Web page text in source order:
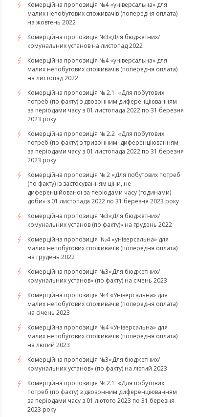
Комерційна пропозиція №4 «універсальна» для
малих непобутових споживачів (попередня оплата)
на жовтень 2022
Комерційна пропозиція №3«Для бюджетних/
комунальних установ на листопад 2022
Комерційна пропозиція №4 «універсальна» для
малих непобутових споживачів (попередня оплата)
на листопад 2022
Комерційна пропозиція № 2.1 «Для побутових
потреб (по факту) з двозонним диференціюванням
за періодами часу з 01 листопада 2022 по 31 березня
2023 року
Комерційна пропозиція № 2.2 «Для побутових
потреб (по факту) з тризонним диференціюванням
за періодами часу з 01 листопада 2022 по 31 березня
2023 року
Комерційна пропозиція № 2 «Для побутових потреб
(по факту) із застосуванням ціни, не
диференційованої за періодами часу (годинами)
доби» з 01 листопада 2022 по 31 березня 2023 року
Комерційна пропозиція №3«Для бюджетних/
комунальних установ (по факту)» на грудень 2022
Комерційна пропозиція №4 «універсальна» для
малих непобутових споживачів (попередня оплата)
на грудень 2022
​​​​​​​Комерційна пропозиція №3«Для бюджетних/
комунальних установ» (по факту) на січень 2023
​​​​​​​Комерційна пропозиція №4 «Універсальна» для
малих непобутових споживачів (попередня оплата)
на січень 2023
​​​​​​​Комерційна пропозиція №4 «Універсальна» для
малих непобутових споживачів (попередня оплата)
на лютий 2023
Комерційна пропозиція №3«Для бюджетних/
комунальних установ» (по факту) на лютий 2023
Комерційна пропозиція № 2.1 «Для побутових
потреб (по факту) з двозонним диференціюванням
за періодами часу з 01 лютого 2023 по 31 березня
2023 року